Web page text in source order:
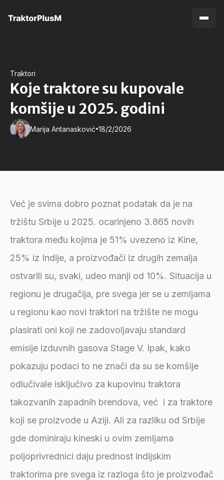
Traktori
Koje traktore su kupovale
komšije u 2025. godini
Marija Antanasković•18/2/2026
Već je svima dobro poznat podatak da je na
tržištu Srbije u 2025. ocarinjeno 3.865 novih
traktora među kojima je 51% uvezeno iz Kine,
25% iz Indije, a proizvođači iz drugih zemalja
ostvarili su, svaki, udeo manji od 10%. Situacija u
regionu je drugačija, pre svega jer se u zemljama
u regionu kao novi traktori na tržište ne mogu
plasirati oni koji ne zadovoljavaju standard
emisije izduvnih gasova Stage V. Ipak, kako
pokazuju podaci to ne znači da su se komšije
odlučivale isključivo za kupovinu traktora
takozvanih zapadnih brendova, već i za traktore
koji se proizvode u Aziji. Ali za razliku od Srbije
gde dominiraju kineski u ovim zemljama
poljoprivrednici daju prednost indijskim
traktorima pre svega iz razloga što je proizvođač